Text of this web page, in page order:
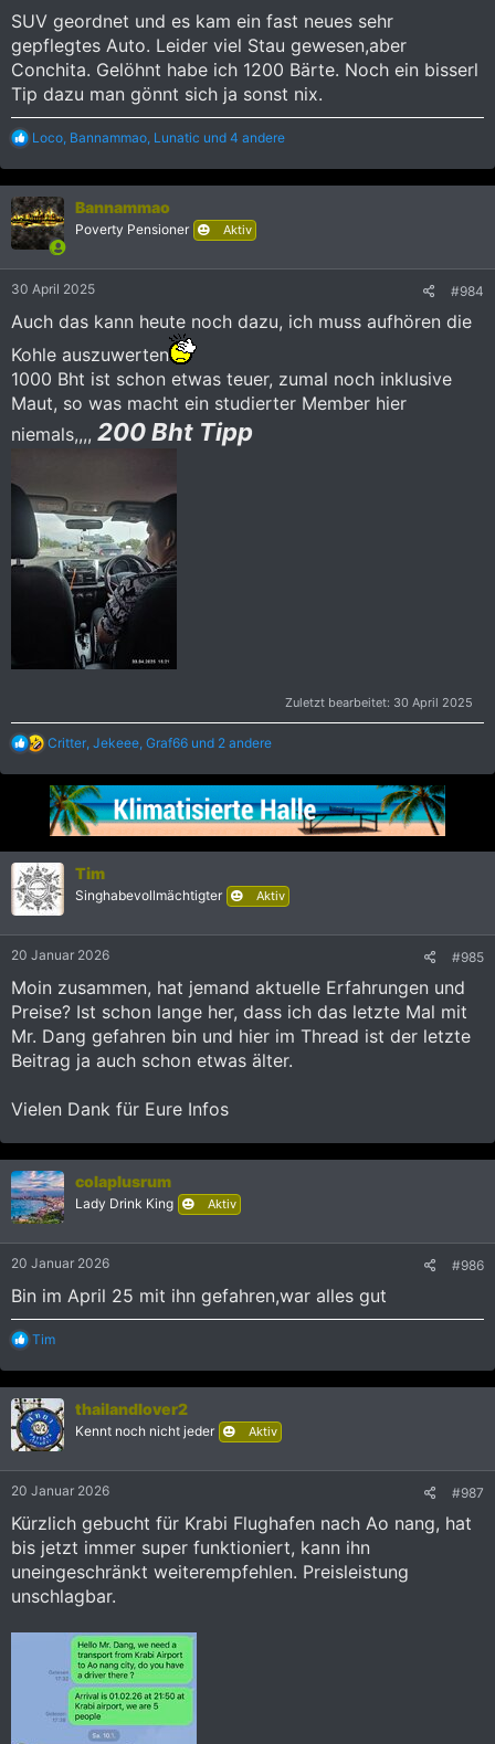
SUV geordnet und es kam ein fast neues sehr
gepflegtes Auto. Leider viel Stau gewesen,aber
Conchita. Gelöhnt habe ich 1200 Bärte. Noch ein bisserl
Tip dazu man gönnt sich ja sonst nix.
R
a
k
t
i
o
n
Loco, Bannammao, Lunatic und 4 andere
Bannammao
Poverty Pensioner Aktiv
30 April 2025 #984
Auch das kann heute noch dazu, ich muss aufhören die
Kohle auszuwerten
1000 Bht ist schon etwas teuer, zumal noch inklusive
Maut, so was macht ein studierter Member hier
niemals,,,, 200 Bht Tipp
Zuletzt bearbeitet: 30 April 2025
R
a
k
t
n
e
n
:
Critter Jekeee Graf66 und 2 andere
Tim
Singhabevollmächtigter Aktiv
20 Januar 2026 #985
Moin zusammen, hat jemand aktuelle Erfahrungen und
Preise? Ist schon lange her, dass ich das letzte Mal mit
Mr. Dang gefahren bin und hier im Thread ist der letzte
Beitrag ja auch schon etwas älter.
Vielen Dank für Eure Infos
colaplusrum
Lady Drink King Aktiv
20 Januar 2026 #986
Bin im April 25 mit ihn gefahren,war alles gut
R
a
k
t
i
o
n
Tim
thailandlover2
Kennt noch nicht jeder Aktiv
20 Januar 2026 #987
Kürzlich gebucht für Krabi Flughafen nach Ao nang, hat
bis jetzt immer super funktioniert, kann ihn
uneingeschränkt weiterempfehlen. Preisleistung
unschlagbar.